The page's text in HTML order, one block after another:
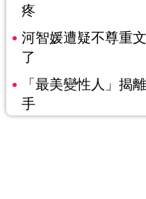
疼
河智媛遭疑不尊重
了
「最美變性人」
手